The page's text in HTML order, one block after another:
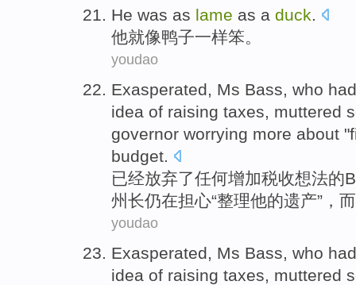
He was as lame as a duck.
他就像鸭子一样笨。
youdao
Exasperated, Ms Bass, who
idea of raising taxes, muttered
governor worrying more about "
budget.
已经放弃了任何增加税收想法的
州长仍在担心“整理他的遗产”，
youdao
Exasperated Ms Bass , who
idea of raising taxes , muttered